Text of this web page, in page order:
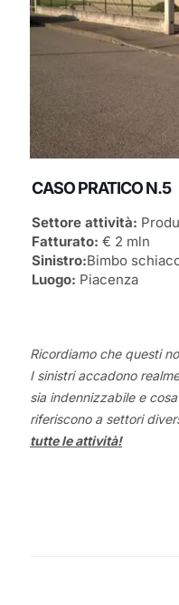
CASO PRATICO N.5
Settore attività:
Fatturato: € 2 mln
Sinistro:Bimbo
Luogo: Piacenza
Ricordiamo che questi
I sinistri accadono
sia indennizzabile e
riferiscono a settori
tutte le attività!